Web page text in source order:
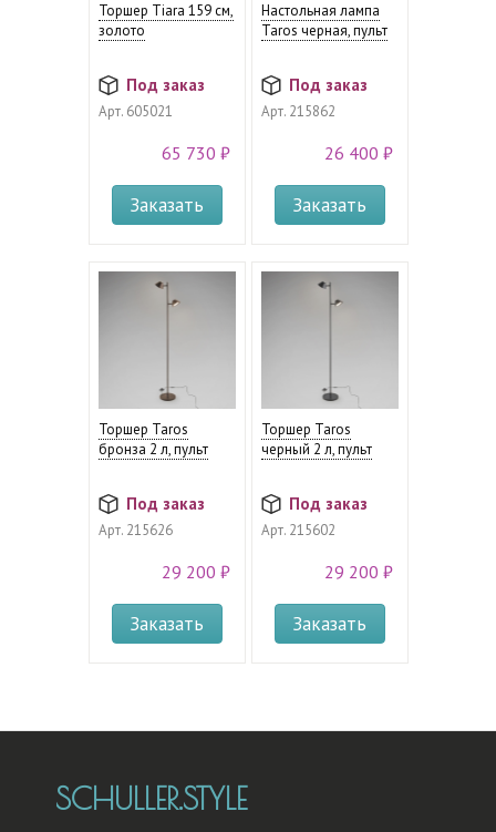
Торшер Tiara 159 см,
золото
Под заказ
Арт.605021
65 730 ₽
Заказать
Настольная лампа
Taros черная, пульт
Под заказ
Арт.215862
26 400 ₽
Заказать
Торшер Taros
бронза 2 л, пульт
Под заказ
Арт.215626
29 200 ₽
Заказать
Торшер Taros
черный 2 л, пульт
Под заказ
Арт.215602
29 200 ₽
Заказать
SCHULLER.STYLE